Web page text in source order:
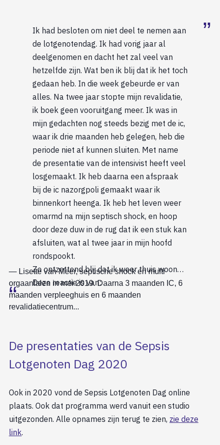
Ik had besloten om niet deel te nemen aan
de lotgenotendag. Ik had vorig jaar al
deelgenomen en dacht het zal veel van
hetzelfde zijn. Wat ben ik blij dat ik het toch
gedaan heb. In die week gebeurde er van
alles. Na twee jaar stopte mijn revalidatie,
ik boek geen vooruitgang meer. Ik was in
mijn gedachten nog steeds bezig met de ic,
waar ik drie maanden heb gelegen, heb die
periode niet af kunnen sluiten. Met name
de presentatie van de intensivist heeft veel
losgemaakt. Ik heb daarna een afspraak
bij de ic nazorgpoli gemaakt waar ik
binnenkort heenga. Ik heb het leven weer
omarmd na mijn septisch shock, en hoop
door deze duw in de rug dat ik een stuk kan
afsluiten, wat al twee jaar in mijn hoofd
rondspookt.
Zo ontzettend blij dat ik weer thuis woon…
Deze reactie is van:
Lisette van Meer, septische shock en multi
orgaanfalen in mei 2019. Daarna 3 maanden IC, 6
maanden verpleeghuis en 6 maanden
revalidatiecentrum...
De presentaties van de Sepsis
Lotgenoten Dag 2020
Ook in 2020 vond de Sepsis Lotgenoten Dag online
plaats. Ook dat programma werd vanuit een studio
uitgezonden. Alle opnames zijn terug te zien, zie deze
link.